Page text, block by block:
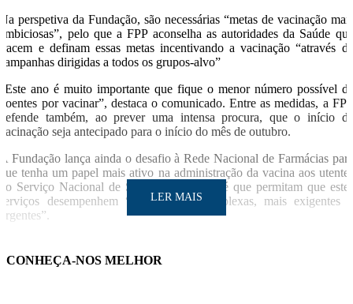
Na perspetiva da Fundação, são necessárias “metas de vacinação mais
ambiciosas”, pelo que a FPP aconselha as autoridades da Saúde que
tracem e definam essas metas incentivando a vacinação “através de
campanhas dirigidas a todos os grupos-alvo”
“Este ano é muito importante que fique o menor número possível de
doentes por vacinar”, destaca o comunicado. Entre as medidas, a FPP
defende também, ao prever uma intensa procura, que o início da
vacinação seja antecipado para o início do mês de outubro.
A Fundação lança ainda o desafio à Rede Nacional de Farmácias para
que tenha um papel mais ativo na administração da vacina aos utentes
do Serviço Nacional de Saúde. O objetivo é que permitam que estes
serviços desempenhem “tarefas mais complexas, mais exigentes e
urgentes”.
atitudes comportamentais preventivas comuns às duas infeções, desde a
etiqueta respiratória, a desinfeção das mãos e das superfícies, até ao
LER MAIS
CONHEÇA-NOS MELHOR